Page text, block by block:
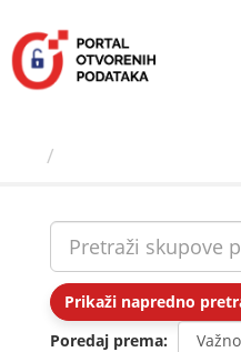
sadržaj
Prikaži napredno
Poredaj prema